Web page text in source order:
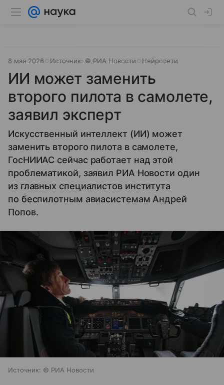
8 мая 2026 Источник: © РИА Новости Нейросети
ИИ может заменить
второго пилота в самолете,
заявил эксперт
Искусственный интеллект (ИИ) может
заменить второго пилота в самолете,
ГосНИИАС сейчас работает над этой
проблематикой, заявил РИА Новости один
из главных специалистов института
по беспилотным авиасистемам Андрей
Попов.
Источник: © РИА Новости